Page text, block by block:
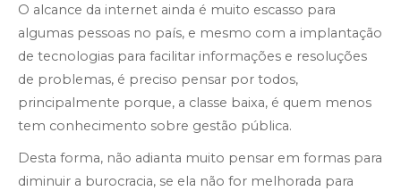
O alcance da internet ainda é muito escasso para
algumas pessoas no país, e mesmo com a implantação
de tecnologias para facilitar informações e resoluções
de problemas, é preciso pensar por todos,
principalmente porque, a classe baixa, é quem menos
tem conhecimento sobre gestão pública.
Desta forma, não adianta muito pensar em formas para
diminuir a burocracia, se ela não for melhorada para